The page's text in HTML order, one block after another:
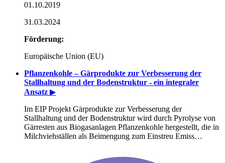
01.10.2019
31.03.2024
Förderung:
Europäische Union (EU)
Pflanzenkohle – Gärprodukte zur Verbesserung der
Stallhaltung und der Bodenstruktur - ein integraler
Ansatz ▶
Im EIP Projekt Gärprodukte zur Verbesserung der
Stallhaltung und der Bodenstruktur wird durch Pyrolyse von
Gärresten aus Biogasanlagen Pflanzenkohle hergestellt, die in
Milchviehställen als Beimengung zum Einstreu Emiss…